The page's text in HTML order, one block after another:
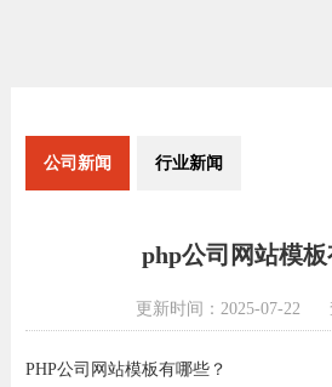
公司新闻 行业新闻
php公司网站模
更新时间：2025-07-22
PHP公司网站模板有哪些？